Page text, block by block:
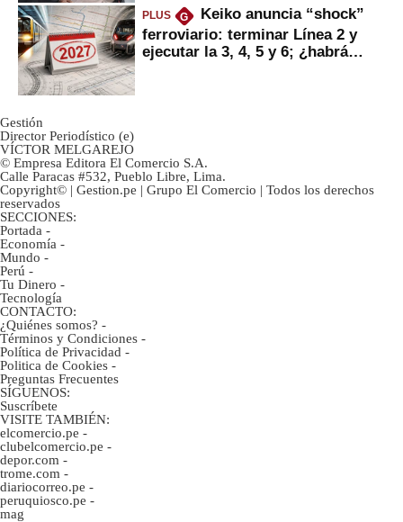
PLUS G
Keiko anuncia “shock”
ferroviario: terminar Línea 2 y
ejecutar la 3, 4, 5 y 6; ¿habrá
Gestión
Director Periodístico (e)
VÍCTOR MELGAREJO
© Empresa Editora El Comercio S.A.
Calle Paracas #532, Pueblo Libre, Lima.
Copyright© | Gestion.pe | Grupo El Comercio | Todos los derechos
reservados
SECCIONES:
Portada -
Economía -
Mundo -
Perú -
Tu Dinero -
Tecnología
CONTACTO:
¿Quiénes somos? -
Términos y Condiciones -
Política de Privacidad -
Politica de Cookies -
Preguntas Frecuentes
SÍGUENOS:
Suscríbete
VISITE TAMBIÉN:
elcomercio.pe -
clubelcomercio.pe -
depor.com -
trome.com -
diariocorreo.pe -
peruquiosco.pe -
mag